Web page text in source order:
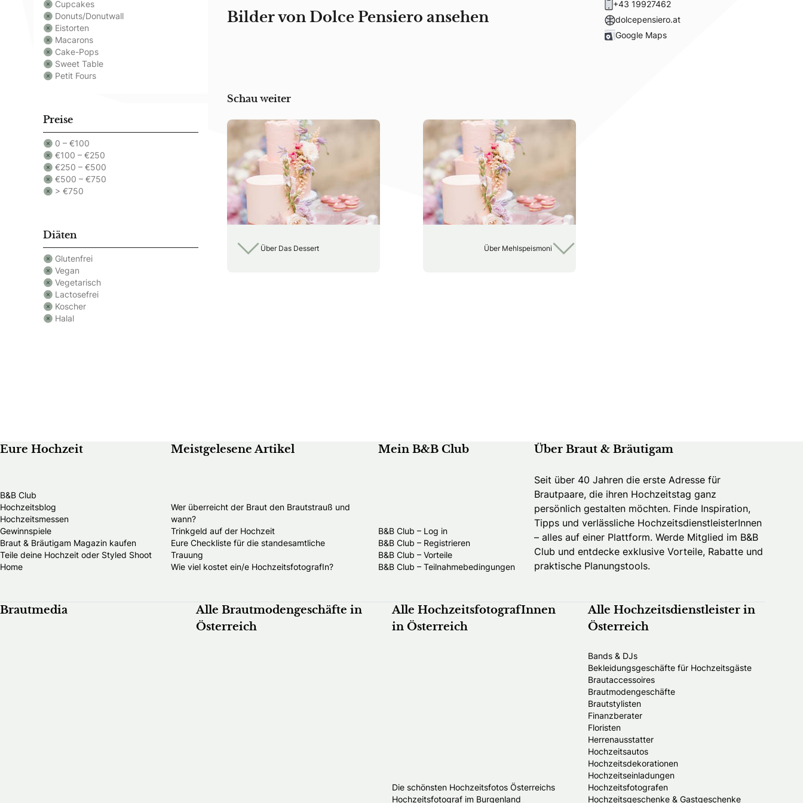
Cupcakes
Donuts/Donutwall
Eistorten
Macarons
Cake-Pops
Sweet Table
Petit Fours
Preise
0 – €100
€100 – €250
€250 – €500
€500 – €750
> €750
Diäten
Glutenfrei
Vegan
Vegetarisch
Lactosefrei
Koscher
Halal
Bilder von Dolce Pensiero ansehen
Schau weiter
Über Das Dessert Über Mehlspeismoni
+43 19927462
dolcepensiero.at
Google Maps
Eure Hochzeit
B&B Club
Hochzeitsblog
Hochzeitsmessen
Gewinnspiele
Braut & Bräutigam Magazin kaufen
Teile deine Hochzeit oder Styled Shoot
Home
Meistgelesene Artikel
Wer überreicht der Braut den Brautstrauß und
wann?
Trinkgeld auf der Hochzeit
Eure Checkliste für die standesamtliche
Trauung
Wie viel kostet ein/e HochzeitsfotografIn?
Mein B&B Club
B&B Club – Log in
B&B Club – Registrieren
B&B Club – Vorteile
B&B Club – Teilnahmebedingungen
Über Braut & Bräutigam
Seit über 40 Jahren die erste Adresse für
Brautpaare, die ihren Hochzeitstag ganz
persönlich gestalten möchten. Finde Inspiration,
Tipps und verlässliche HochzeitsdienstleisterInnen
– alles auf einer Plattform. Werde Mitglied im B&B
Club und entdecke exklusive Vorteile, Rabatte und
praktische Planungstools.
Brautmedia
Alle Brautmodengeschäfte in
Österreich
Alle HochzeitsfotografInnen
in Österreich
Die schönsten Hochzeitsfotos Österreichs
Hochzeitsfotograf im Burgenland
Alle Hochzeitsdienstleister in
Österreich
Bands & DJs
Bekleidungsgeschäfte für Hochzeitsgäste
Brautaccessoires
Brautmodengeschäfte
Brautstylisten
Finanzberater
Floristen
Herrenausstatter
Hochzeitsautos
Hochzeitsdekorationen
Hochzeitseinladungen
Hochzeitsfotografen
Hochzeitsgeschenke & Gastgeschenke